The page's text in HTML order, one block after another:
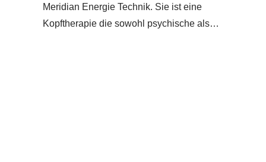
Meridian Energie Technik. Sie ist eine
Kopftherapie die sowohl psychische als…